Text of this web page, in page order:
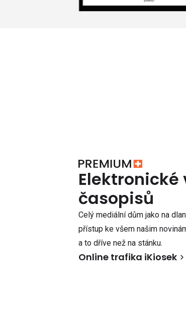
Elektronické
časopisů
Celý mediální dům jako na
přístup ke všem našim
a to dříve než na stánku.
Online trafika iKiosek